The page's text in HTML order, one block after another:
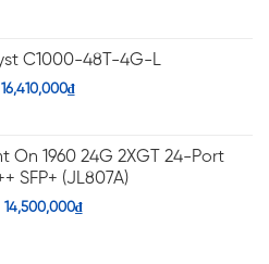
C1000-48T-4G-L
16,410,000₫
On 1960 24G 2XGT 24-Port
SFP+ (JL807A)
14,500,000₫